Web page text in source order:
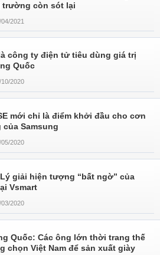
trường còn sót lại
2021
công ty điện tử tiêu dùng giá trị
Quốc
10/2020
mới chỉ là điểm khởi đầu cho cơn
của Samsung
05/2020
giải hiện tượng “bất ngờ” của
Vsmart
03/2020
Quốc: Các ông lớn thời trang thế
chọn Việt Nam để sản xuất giày